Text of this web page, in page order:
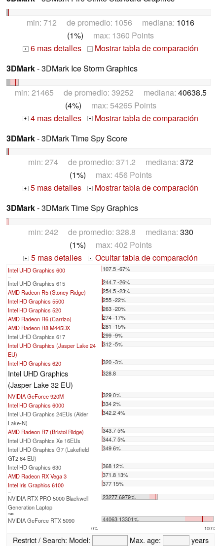
min: 712 de promedio: 1056 mediana: 1016
(1%) max: 1360 Points
+ 6 mas detalles +
Mostrar tabla de comparación
3DMark- 3DMark Ice Storm Graphics
min: 21465 de promedio: 39252 mediana: 40638.5
(4%) max: 54265 Points
+ 4 mas detalles +
Mostrar tabla de comparación
3DMark- 3DMark Time Spy Score
min: 274 de promedio: 371.2 mediana: 372
(1%) max: 456 Points
+ 5 mas detalles +
Mostrar tabla de comparación
3DMark- 3DMark Time Spy Graphics
min: 242 de promedio: 328.8 mediana: 330
(1%) max: 402 Points
+ 5 mas detalles - Ocultar tabla de comparación
Intel UHD Graphics 600 107.5 -67%
...
Intel UHD Graphics 615
244.7 -26%
AMD Radeon R5 (Stoney Ridge)
254.5 -23%
Intel HD Graphics 5500
255 -22%
Intel HD Graphics 520
263 -20%
AMD Radeon R6 (Carrizo)
274 -17%
AMD Radeon R8 M445DX
281 -15%
Intel UHD Graphics 617
299 -9%
Intel UHD Graphics (Jasper Lake 24
EU)
312 -5%
Intel HD Graphics 620 320 -3%
Intel UHD Graphics
(Jasper Lake 32 EU)
328.8
NVIDIA GeForce 920M
329 0%
Intel HD Graphics 6000
334 2%
Intel UHD Graphics 24EUs (Alder
Lake-N)
342.2 4%
AMD Radeon R7 (Bristol Ridge)
343.7 5%
Intel UHD Graphics Xe 16EUs
344.7 5%
Intel UHD Graphics G7 (Lakefield
GT2 64 EU)
349 6%
Intel HD Graphics 630
368 12%
AMD Radeon RX Vega 3
371.8 13%
Intel Iris Graphics 6100
377 15%
...
NVIDIA RTX PRO 5000 Blackwell
Generation Laptop
23277 6979%
max:
NVIDIA GeForce RTX 5090 44063 13301%
0% 100%
Restrict / Search: Model: Max. age:
years